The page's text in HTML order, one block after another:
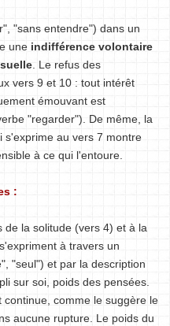
"sans entendre") dans un
une indifférence volontaire
. Le refus des
vers 9 et 10 : tout intérêt
émouvant est
"regarder"). De même, la
s'exprime au vers 7 montre
à ce qui l'entoure.
:
de la solitude (vers 4) et à la
à travers un
"seul") et par la description
sur soi, poids des pensées.
comme le suggère le
aucune rupture. Le poids du